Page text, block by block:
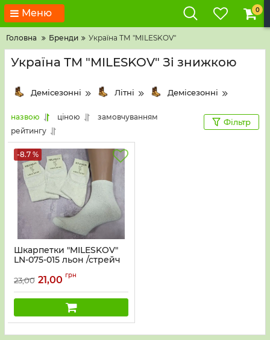
Меню 0
Головна Бренди Україна ТМ "MILESKOV"
Україна ТМ "MILESKOV" Зі знижкою
Демісезонні Літні Демісезонні
назвою ціною
замовчуванням
рейтингу
Фільтр
-8.7 %
Шкарпетки "MILESKOV"
LN-075-015 льон /стрейч
-льон /середні -чол.) -уп.
23,00 21,00 грн